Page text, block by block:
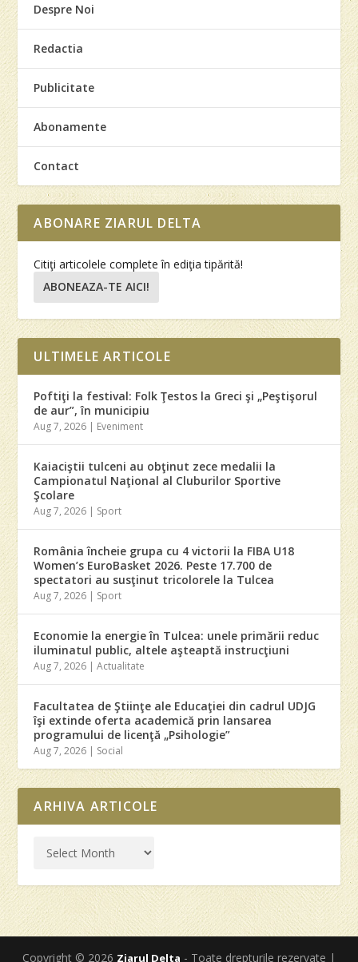
Despre Noi
Redactia
Publicitate
Abonamente
Contact
ABONARE ZIARUL DELTA
Citiţi articolele complete în ediţia tipărită!
ABONEAZA-TE AICI!
ULTIMELE ARTICOLE
Poftiţi la festival: Folk Ţestos la Greci şi „Peştişorul
de aur”, în municipiu
Aug 7, 2026 | Eveniment
Kaiaciştii tulceni au obţinut zece medalii la
Campionatul Naţional al Cluburilor Sportive
Şcolare
Aug 7, 2026 | Sport
România încheie grupa cu 4 victorii la FIBA U18
Women’s EuroBasket 2026. Peste 17.700 de
spectatori au susţinut tricolorele la Tulcea
Aug 7, 2026 | Sport
Economie la energie în Tulcea: unele primării reduc
iluminatul public, altele aşteaptă instrucţiuni
Aug 7, 2026 |Actualitate
Facultatea de Ştiinţe ale Educaţiei din cadrul UDJG
îşi extinde oferta academică prin lansarea
programului de licenţă „Psihologie”
Aug 7, 2026 | Social
ARHIVA ARTICOLE
Copyright © 2026 Ziarul Delta - Toate drepturile rezervate |